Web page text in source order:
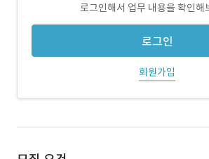
로그인해서 업무 내용을 확인해
로그인
회원가입